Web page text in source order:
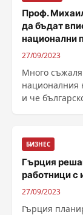
Проф.
да бъдат
национални
27/09/2023
Много
националния
и че
БИЗНЕС
Гърция
работници с
27/09/2023
Гърция